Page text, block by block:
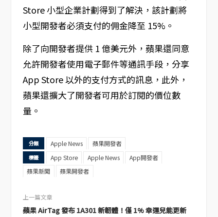
Store 小型企業計劃得到了解決，該計劃將
小型開發者必須支付的佣金降至 15%。
除了向開發者提供 1 億美元外，蘋果還同意
允許開發者使用電子郵件等通訊手段，分享
App Store 以外的支付方式的訊息，此外，
蘋果還擴大了開發者可用於訂閱的價位數
量。
分類 Apple News 蘋果開發者
標籤 App Store Apple News
App開發者
蘋果新聞
蘋果開發者
上一篇文章
蘋果 AirTag 發布 1A301 新韌體！僅 1% 幸運兒能更新